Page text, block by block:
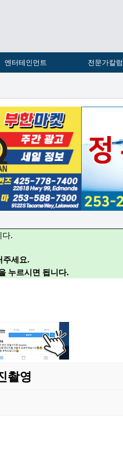
엔터테인먼트 전문가칼럼
.
세요.
누르시면 됩니다.
촬영